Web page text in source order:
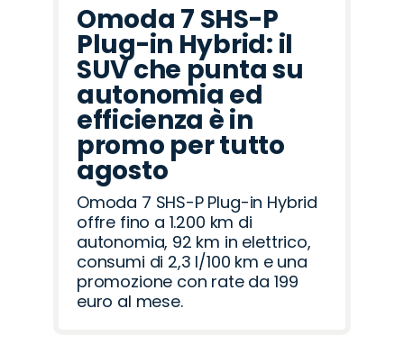
Omoda 7 SHS-P
Plug-in Hybrid: il
SUV che punta su
autonomia ed
efficienza è in
promo per tutto
agosto
Omoda 7 SHS-P Plug-in Hybrid
offre fino a 1.200 km di
autonomia, 92 km in elettrico,
consumi di 2,3 l/100 km e una
promozione con rate da 199
euro al mese.